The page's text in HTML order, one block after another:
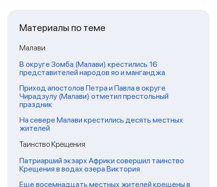
Материалы по теме
Малави
В округе Зомба (Малави) крестились 16
представителей народов яо и манганджа
Приход апостолов Петра и Павла в округе
Чирадзулу (Малави) отметил престольный
праздник
На севере Малави крестились десять местных
жителей
Таинство Крещения
Патриарший экзарх Африки совершил таинство
Крещения в водах озера Виктория
Еще восемнадцать местных жителей крещены в